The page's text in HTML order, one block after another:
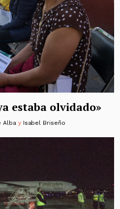
estaba olvidado»
Albay Isabel Briseño